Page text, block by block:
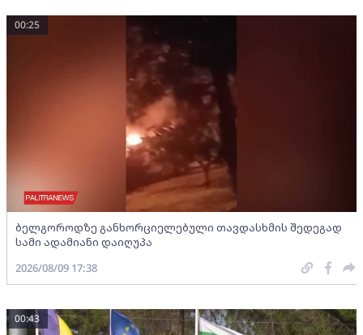
ბელგოროდზე განხორციელებული თავდასხმის შედეგად
სამი ადამიანი დაიღუპა
00:25
2026/08/09 17:38
00:43